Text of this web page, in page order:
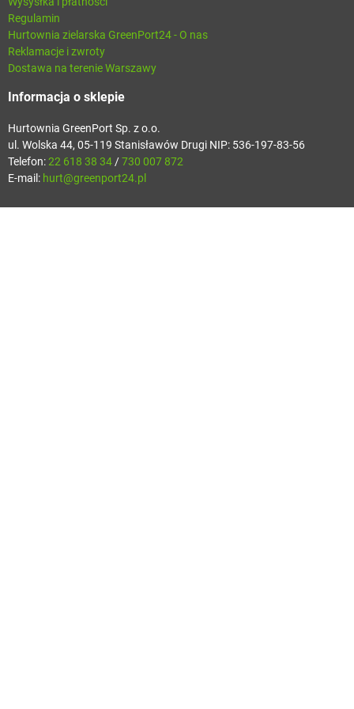
Regulamin
Hurtownia zielarska GreenPort24 - O nas
Reklamacje i zwroty
Dostawa na terenie Warszawy
Informacja o sklepie
Hurtownia GreenPort Sp. z o.o.
ul. Wolska 44, 05-119 Stanisławów Drugi NIP: 536-197-83-56
Telefon:22 618 38 34/730 007 872
E-mail: hurt@greenport24.pl